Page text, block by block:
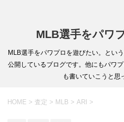
MLB選手をパワ
MLB選手をパワプロを遊びたい。とい
公開しているブログです。他にもパワ
も書いていこうと思
HOME > 査定 > MLB > ARI >